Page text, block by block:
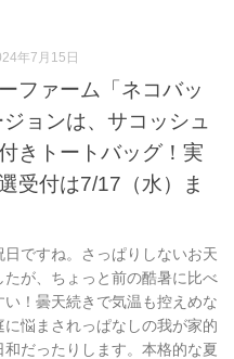
年7月15日
ファーム「ネコバッ
ョンは、サコッシュ
きトートバッグ！実
受付は7/17（水）ま
ですね。さっぱりしないお天
が、ちょっと前の酷暑に比べ
い！曇天続きで気温も控えめな
悩まされっぱなしの我が家的
だったりします。本格的な夏